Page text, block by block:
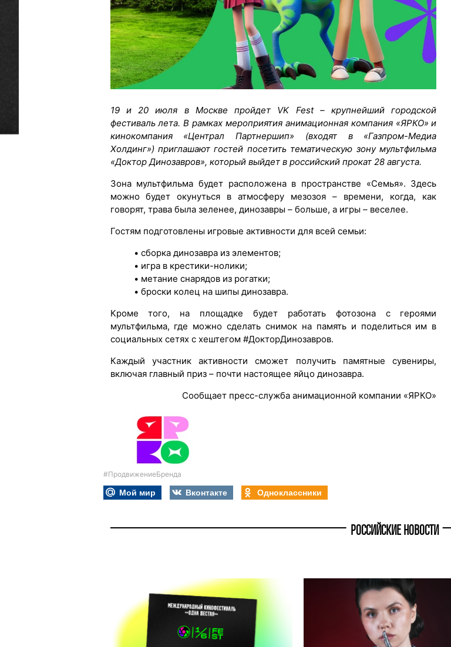
19 и 20 июля в Москве пройдет VK Fest – крупнейший городской
фестиваль лета. В рамках мероприятия анимационная компания «ЯРКО» и
кинокомпания «Централ Партнершип» (входят в «Газпром-Медиа
Холдинг») приглашают гостей посетить тематическую зону мультфильма
«Доктор Динозавров», который выйдет в российский прокат 28 августа.
Зона мультфильма будет расположена в пространстве «Семья». Здесь
можно будет окунуться в атмосферу мезозоя – времени, когда, как
говорят, трава была зеленее, динозавры – больше, а игры – веселее.
Гостям подготовлены игровые активности для всей семьи:
• сборка динозавра из элементов;
• игра в крестики-нолики;
• метание снарядов из рогатки;
• броски колец на шипы динозавра.
Кроме того, на площадке будет работать фотозона с героями
мультфильма, где можно сделать снимок на память и поделиться им в
социальных сетях с хештегом #ДокторДинозавров.
Каждый участник активности сможет получить памятные сувениры,
включая главный приз – почти настоящее яйцо динозавра.
Сообщает пресс-служба анимационной компании «ЯРКО»
#ПродвижениеБренда
Мой мир Вконтакте Одноклассники
РОССИЙСКИЕ НОВОСТИ